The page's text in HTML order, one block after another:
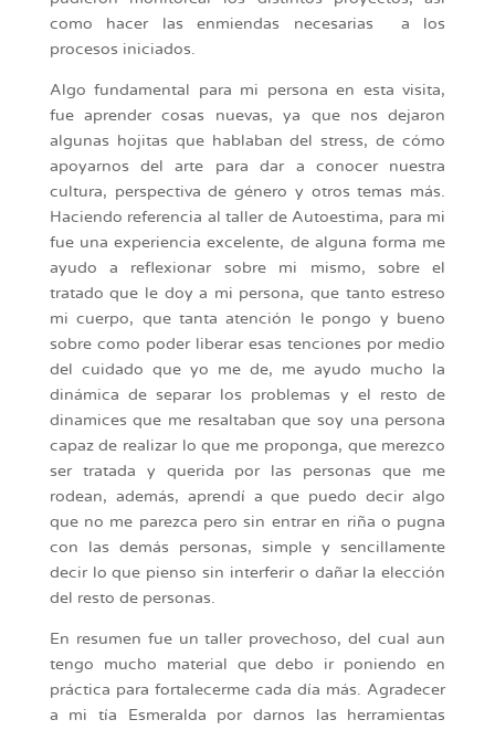
como hacer las enmiendas necesarias a los
procesos iniciados.
Algo fundamental para mi persona en esta visita,
fue aprender cosas nuevas, ya que nos dejaron
algunas hojitas que hablaban del stress, de cómo
apoyarnos del arte para dar a conocer nuestra
cultura, perspectiva de género y otros temas más.
Haciendo referencia al taller de Autoestima, para mi
fue una experiencia excelente, de alguna forma me
ayudo a reflexionar sobre mi mismo, sobre el
tratado que le doy a mi persona, que tanto estreso
mi cuerpo, que tanta atención le pongo y bueno
sobre como poder liberar esas tenciones por medio
del cuidado que yo me de, me ayudo mucho la
dinámica de separar los problemas y el resto de
dinamices que me resaltaban que soy una persona
capaz de realizar lo que me proponga, que merezco
ser tratada y querida por las personas que me
rodean, además, aprendí a que puedo decir algo
que no me parezca pero sin entrar en riña o pugna
con las demás personas, simple y sencillamente
decir lo que pienso sin interferir o dañar la elección
del resto de personas.
En resumen fue un taller provechoso, del cual aun
tengo mucho material que debo ir poniendo en
práctica para fortalecerme cada día más. Agradecer
a mi tía Esmeralda por darnos las herramientas